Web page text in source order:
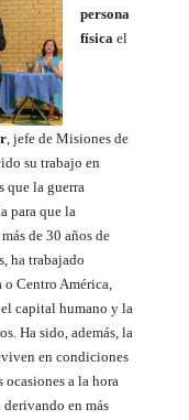
persona
física el
, jefe de Misiones de
su trabajo en
que la guerra
para que la
de 30 años de
ha trabajado
o Centro América,
capital humano y la
Ha sido, además, la
en condiciones
ocasiones a la hora
derivando en más